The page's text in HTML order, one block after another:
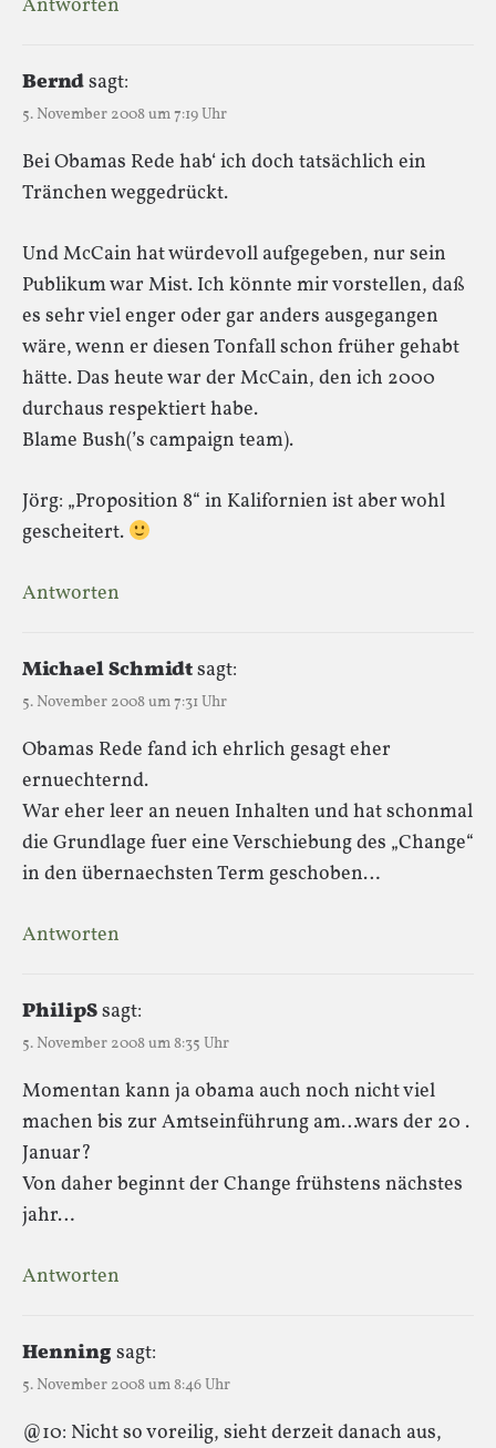
Antworten
Berndsagt:
5. November 2008 um 7:19 Uhr
Bei Obamas Rede hab‘ ich doch tatsächlich ein
Tränchen weggedrückt.
Und McCain hat würdevoll aufgegeben, nur sein
Publikum war Mist. Ich könnte mir vorstellen, daß
es sehr viel enger oder gar anders ausgegangen
wäre, wenn er diesen Tonfall schon früher gehabt
hätte. Das heute war der McCain, den ich 2000
durchaus respektiert habe.
Blame Bush(’s campaign team).
Jörg: „Proposition 8“ in Kalifornien ist aber wohl
gescheitert.
Antworten
Michael Schmidtsagt:
5. November 2008 um 7:31 Uhr
Obamas Rede fand ich ehrlich gesagt eher
ernuechternd.
War eher leer an neuen Inhalten und hat schonmal
die Grundlage fuer eine Verschiebung des „Change“
in den übernaechsten Term geschoben…
Antworten
PhilipSsagt:
5. November 2008 um 8:35 Uhr
Momentan kann ja obama auch noch nicht viel
machen bis zur Amtseinführung am…wars der 20 .
Januar?
Von daher beginnt der Change frühstens nächstes
jahr…
Antworten
Henningsagt:
5. November 2008 um 8:46 Uhr
@10: Nicht so voreilig, sieht derzeit danach aus,